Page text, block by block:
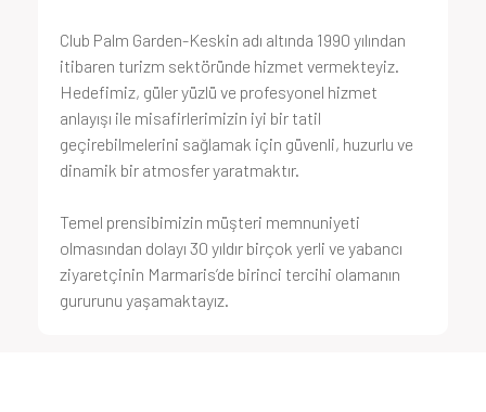
Club Palm Garden-Keskin adı altında 1990 yılından
itibaren turizm sektöründe hizmet vermekteyiz.
Hedefimiz, güler yüzlü ve profesyonel hizmet
anlayışı ile misafirlerimizin iyi bir tatil
geçirebilmelerini sağlamak için güvenli, huzurlu ve
dinamik bir atmosfer yaratmaktır.
Temel prensibimizin müşteri memnuniyeti
olmasından dolayı 30 yıldır birçok yerli ve yabancı
ziyaretçinin Marmaris’de birinci tercihi olamanın
gururunu yaşamaktayız.